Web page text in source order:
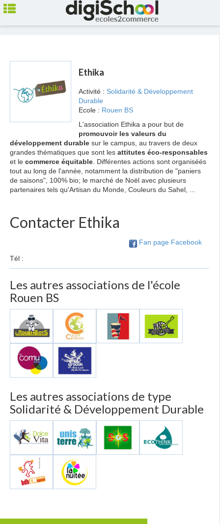
Ethika
Activité : Solidarité & Développement
Durable
Ecole : Rouen BS
L'association Ethika a pour but de
promouvoir les valeurs du
développement durable sur le campus, au travers de deux
grandes thématiques que sont les attitutes éco-responsables
et le commerce équitable . Différentes actions sont organiséés
tout au long de l'année, notamment la distribution de "paniers
de saisons", 100% bio; le marché de Noël avec plusieurs
partenaires tels qu'Artisan du Monde, Couleurs du Sahel, ...
Contacter Ethika
Tél :
Fan page Facebook
Les autres associations de l'école
Rouen BS
Les autres associations de type
Solidarité & Développement Durable